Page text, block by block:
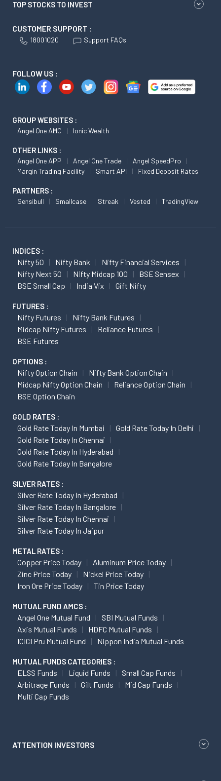
TOP STOCKS TO INVEST
CUSTOMER SUPPORT :
18001020 Support FAQs
FOLLOW US :
GROUP WEBSITES :
Angel One AMC Ionic Wealth
OTHER LINKS :
Angel One APP Angel One Trade
Angel SpeedPro
Margin Trading Facility
Smart API Fixed Deposit Rates
PARTNERS :
Sensibull Smallcase Streak Vested TradingView
INDICES :
Nifty 50 Nifty Bank
Nifty Financial Services
Nifty Next 50
Nifty Midcap 100
BSE Sensex
BSE Small Cap
India Vix Gift Nifty
FUTURES :
Nifty Futures
Nifty Bank Futures
Midcap Nifty Futures
Reliance Futures
BSE Futures
OPTIONS :
Nifty Option Chain
Nifty Bank Option Chain
Midcap Nifty Option Chain
Reliance Option Chain
BSE Option Chain
GOLD RATES :
Gold Rate Today In Mumbai
Gold Rate Today In Delhi
Gold Rate Today In Chennai
Gold Rate Today In Hyderabad
Gold Rate Today In Bangalore
SILVER RATES :
Silver Rate Today In Hyderabad
Silver Rate Today In Bangalore
Silver Rate Today In Chennai
Silver Rate Today In Jaipur
METAL RATES :
Copper Price Today
Aluminum Price Today
Zinc Price Today
Nickel Price Today
Iron Ore Price Today
Tin Price Today
MUTUAL FUND AMCS :
Angel One Mutual Fund
SBI Mutual Funds
Axis Mutual Funds
HDFC Mutual Funds
ICICI Pru Mutual Fund
Nippon India Mutual Funds
MUTUAL FUNDS CATEGORIES :
ELSS Funds Liquid Funds
Small Cap Funds
Arbitrage Funds
Gilt Funds
Mid Cap Funds
Multi Cap Funds
ATTENTION INVESTORS